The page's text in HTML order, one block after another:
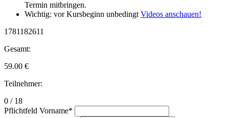
Termin mitbringen.
Wichtig: vor Kursbeginn unbedingt Videos anschauen!
1781182611
Gesamt:
59.00 €
Teilnehmer:
0 / 18
Pflichtfeld Vorname*